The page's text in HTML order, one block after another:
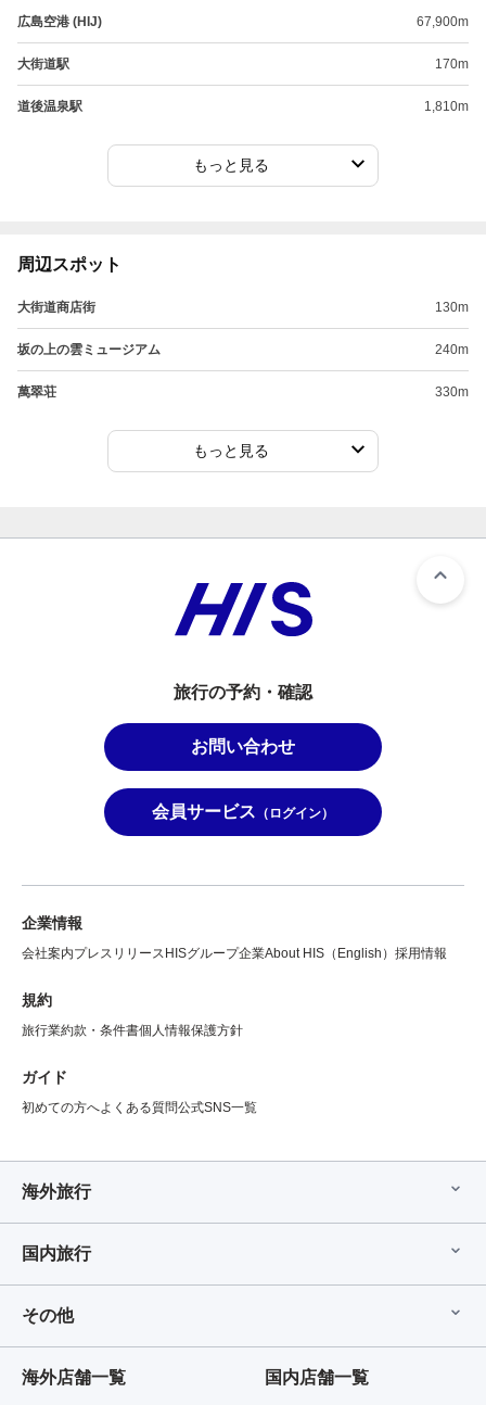
広島空港 (HIJ) 67,900m
大街道駅 170m
道後温泉駅 1,810m
もっと見る
周辺スポット
大街道商店街 130m
坂の上の雲ミュージアム 240m
萬翠荘 330m
もっと見る
旅行の予約・確認
お問い合わせ
会員サービス （ログイン）
企業情報
会社案内プレスリリース HISグループ企業About HIS（English） 採用情報
規約
旅行業約款・条件書個人情報保護方針
ガイド
初めての方へよくある質問公式SNS一覧
海外旅行
国内旅行
その他
海外店舗一覧 国内店舗一覧